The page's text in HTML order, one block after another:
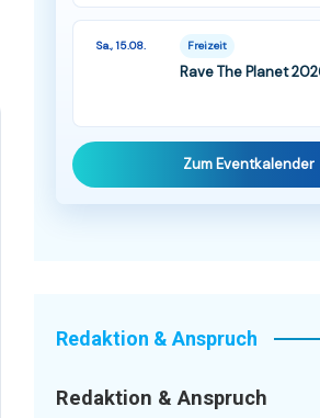
Sa., 15.08. Freizeit
Rave The Planet
Zum Eventkalender
Redaktion & Anspruch
Redaktion & Anspruch